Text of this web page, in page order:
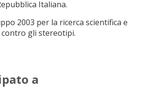
Italiana.
2003 per la ricerca scientifica e
contro gli stereotipi.
a